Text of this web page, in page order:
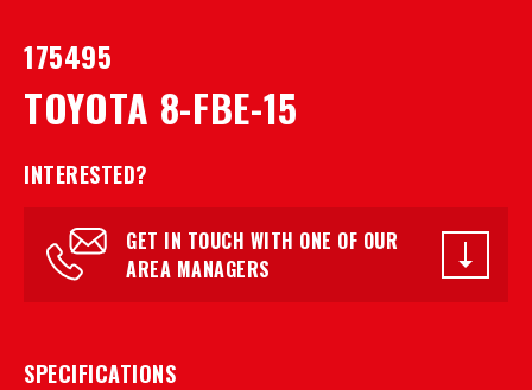
175495
TOYOTA 8-FBE-15
INTERESTED?
GET IN TOUCH WITH ONE OF OUR
AREA MANAGERS
SPECIFICATIONS